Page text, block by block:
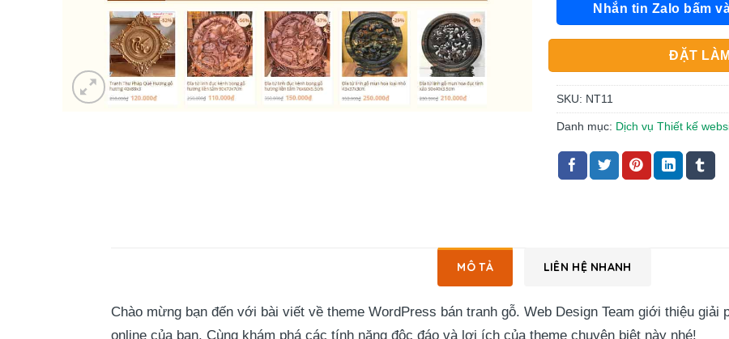
Nhắn tin Zalo bấm
ĐẶT
SKU: NT11
Danh mục: Dịch vụ Thiết kế
MÔ TẢ LIÊN HỆ NHANH
Chào mừng bạn đến với bài viết về theme WordPress bán tranh gỗ. Web Design Team giới thiệu giải
online của bạn. Cùng khám phá các tính năng độc đáo và lợi ích của theme chuyên biệt này nhé!